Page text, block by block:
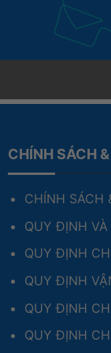
combo jack
8K/60Hz
combo jack
CHÍNH SÁCH
CHÍNH SÁCH
QUY ĐỊNH
QUY ĐỊNH
QUY ĐỊNH
QUY ĐỊNH
QUY ĐỊNH